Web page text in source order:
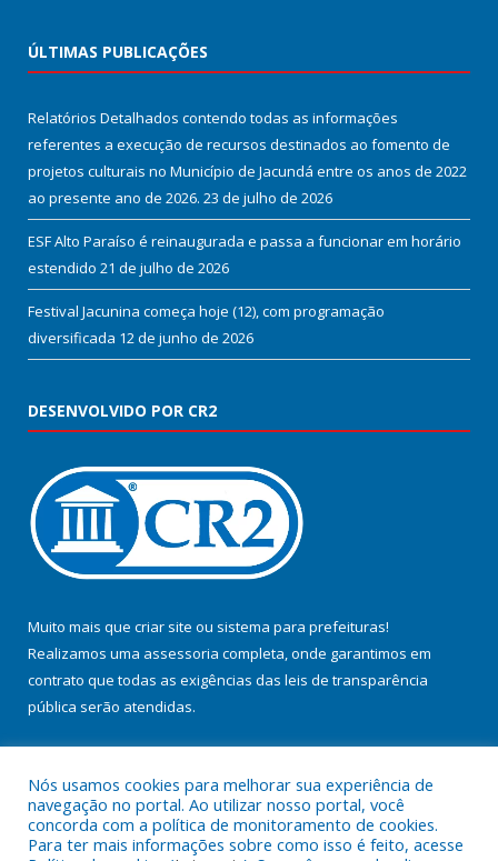
ÚLTIMAS PUBLICAÇÕES
Relatórios Detalhados contendo todas as informações
referentes a execução de recursos destinados ao fomento de
projetos culturais no Município de Jacundá entre os anos de 2022
ao presente ano de 2026. 23 de julho de 2026
ESF Alto Paraíso é reinaugurada e passa a funcionar em horário
estendido 21 de julho de 2026
Festival Jacunina começa hoje (12), com programação
diversificada 12 de junho de 2026
DESENVOLVIDO POR CR2
Muito mais que criar site ou sistema para prefeituras!
Realizamos uma assessoria completa, onde garantimos em
contrato que todas as exigências das leis de transparência
pública serão atendidas.
Nós usamos cookies para melhorar sua experiência de
navegação no portal. Ao utilizar nosso portal, você
concorda com a política de monitoramento de cookies.
Para ter mais informações sobre como isso é feito, acesse